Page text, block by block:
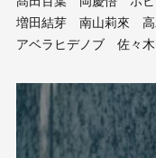
増田結芽 南山莉來
アベラヒデノブ 佐々